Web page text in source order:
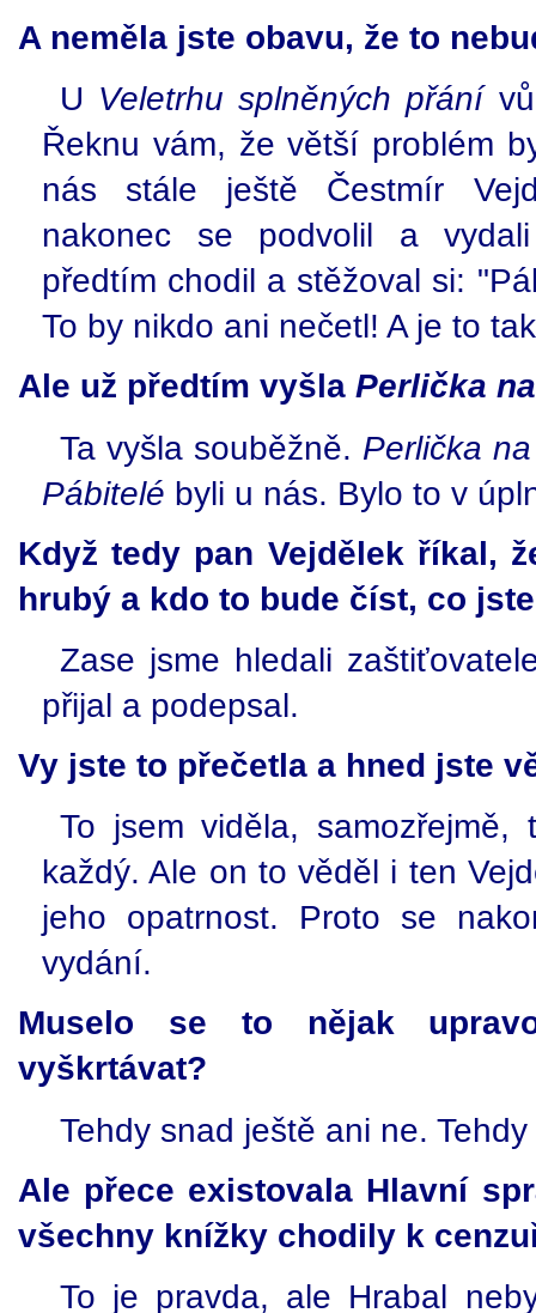
A neměla jste obavu, že to
U Veletrhu splněných přání
Řeknu vám, že větší problém
nás stále ještě Čestmír
nakonec se podvolil a
předtím chodil a stěžoval si:
To by nikdo ani nečetl! A je to
Ale už předtím vyšla Perlička
Ta vyšla souběžně. Perlička
Pábitelé byli u nás. Bylo to v
Když tedy pan Vejdělek říkal,
hrubý a kdo to bude číst, co
Zase jsme hledali
přijal a podepsal.
Vy jste to přečetla a hned jste
To jsem viděla,
každý. Ale on to věděl i ten
jeho opatrnost. Proto se
vydání.
Muselo se to nějak
vyškrtávat?
Tehdy snad ještě ani ne.
Ale přece existovala Hlavní
všechny knížky chodily k
To je pravda, ale Hrabal